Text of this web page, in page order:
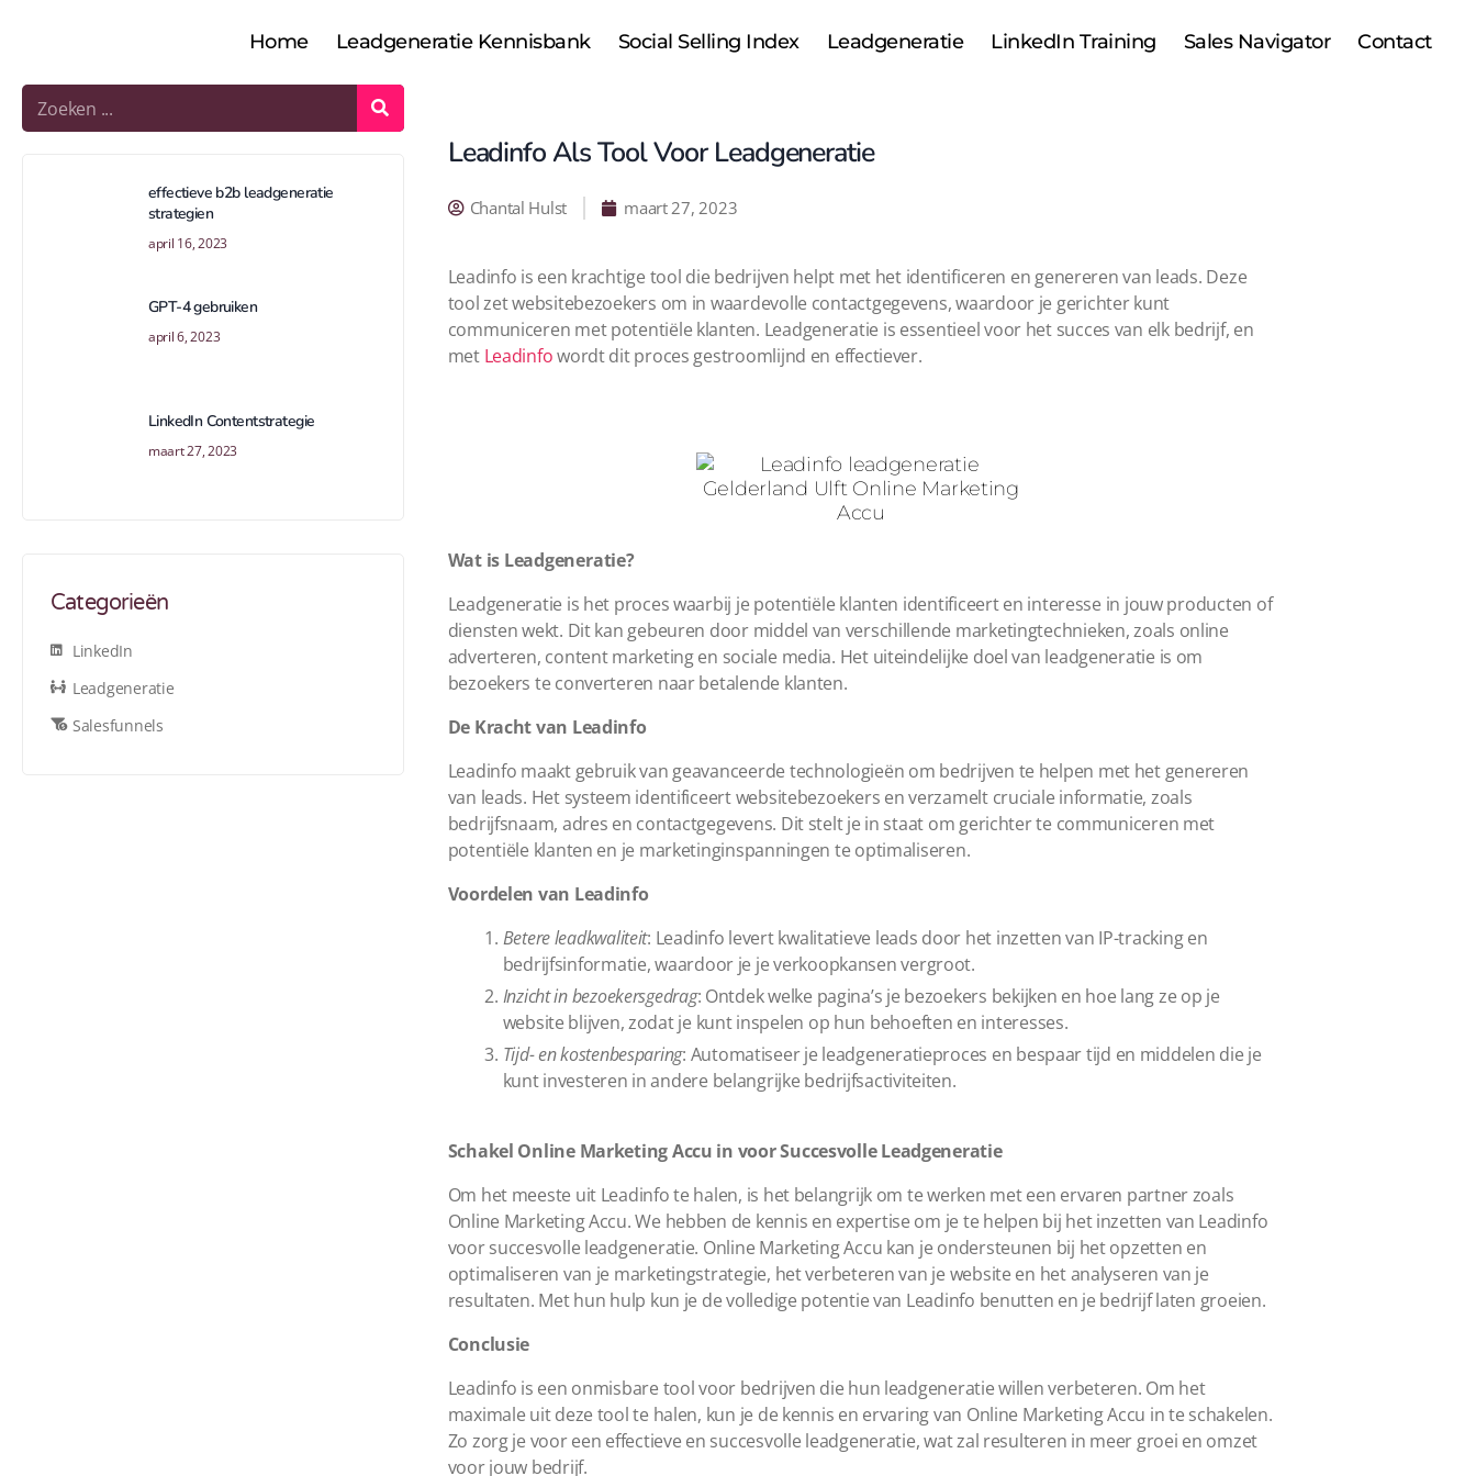
Home Leadgeneratie Kennisbank Social Selling Index Leadgeneratie LinkedIn Training Sales Navigator Contact
effectieve b2b leadgeneratie
strategien
april 16, 2023
GPT-4 gebruiken
april 6, 2023
LinkedIn Contentstrategie
maart 27, 2023
Categorieën
LinkedIn
Leadgeneratie
Salesfunnels
Leadinfo Als Tool Voor Leadgeneratie
Chantal Hulst maart 27, 2023
Leadinfo is een krachtige tool die bedrijven helpt met het identificeren en genereren van leads. Deze
tool zet websitebezoekers om in waardevolle contactgegevens, waardoor je gerichter kunt
communiceren met potentiële klanten. Leadgeneratie is essentieel voor het succes van elk bedrijf, en
met Leadinfowordt dit proces gestroomlijnd en effectiever.
Wat is Leadgeneratie?
Leadgeneratie is het proces waarbij je potentiële klanten identificeert en interesse in jouw producten of
diensten wekt. Dit kan gebeuren door middel van verschillende marketingtechnieken, zoals online
adverteren, content marketing en sociale media. Het uiteindelijke doel van leadgeneratie is om
bezoekers te converteren naar betalende klanten.
De Kracht van Leadinfo
Leadinfo maakt gebruik van geavanceerde technologieën om bedrijven te helpen met het genereren
van leads. Het systeem identificeert websitebezoekers en verzamelt cruciale informatie, zoals
bedrijfsnaam, adres en contactgegevens. Dit stelt je in staat om gerichter te communiceren met
potentiële klanten en je marketinginspanningen te optimaliseren.
Voordelen van Leadinfo
Betere leadkwaliteit: Leadinfo levert kwalitatieve leads door het inzetten van IP-tracking en
bedrijfsinformatie, waardoor je je verkoopkansen vergroot.
Inzicht in bezoekersgedrag: Ontdek welke pagina’s je bezoekers bekijken en hoe lang ze op je
website blijven, zodat je kunt inspelen op hun behoeften en interesses.
Tijd- en kostenbesparing: Automatiseer je leadgeneratieproces en bespaar tijd en middelen die je
kunt investeren in andere belangrijke bedrijfsactiviteiten.
Schakel Online Marketing Accu in voor Succesvolle Leadgeneratie
Om het meeste uit Leadinfo te halen, is het belangrijk om te werken met een ervaren partner zoals
Online Marketing Accu. We hebben de kennis en expertise om je te helpen bij het inzetten van Leadinfo
voor succesvolle leadgeneratie. Online Marketing Accu kan je ondersteunen bij het opzetten en
optimaliseren van je marketingstrategie, het verbeteren van je website en het analyseren van je
resultaten. Met hun hulp kun je de volledige potentie van Leadinfo benutten en je bedrijf laten groeien.
Conclusie
Leadinfo is een onmisbare tool voor bedrijven die hun leadgeneratie willen verbeteren. Om het
maximale uit deze tool te halen, kun je de kennis en ervaring van Online Marketing Accu in te schakelen.
Zo zorg je voor een effectieve en succesvolle leadgeneratie, wat zal resulteren in meer groei en omzet
voor jouw bedrijf.